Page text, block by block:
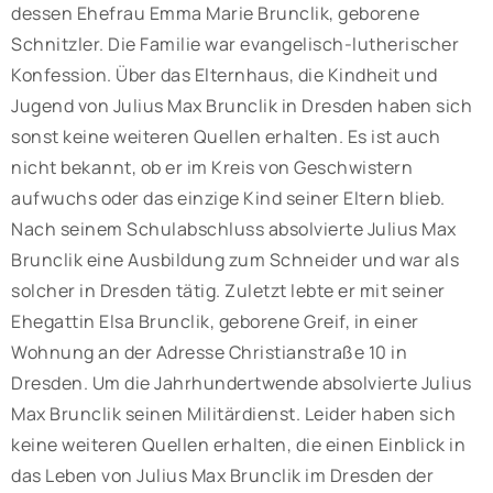
dessen Ehefrau Emma Marie Brunclik, geborene
Schnitzler. Die Familie war evangelisch-lutherischer
Konfession. Über das Elternhaus, die Kindheit und
Jugend von Julius Max Brunclik in Dresden haben sich
sonst keine weiteren Quellen erhalten. Es ist auch
nicht bekannt, ob er im Kreis von Geschwistern
aufwuchs oder das einzige Kind seiner Eltern blieb.
Nach seinem Schulabschluss absolvierte Julius Max
Brunclik eine Ausbildung zum Schneider und war als
solcher in Dresden tätig. Zuletzt lebte er mit seiner
Ehegattin Elsa Brunclik, geborene Greif, in einer
Wohnung an der Adresse Christianstraße 10 in
Dresden. Um die Jahrhundertwende absolvierte Julius
Max Brunclik seinen Militärdienst. Leider haben sich
keine weiteren Quellen erhalten, die einen Einblick in
das Leben von Julius Max Brunclik im Dresden der